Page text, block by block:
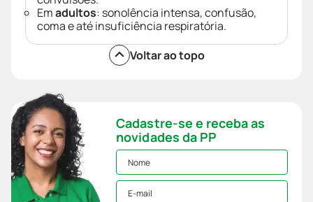
Emadultos: sonolência intensa, confusão,
coma e até insuficiência respiratória.
Voltar ao topo
Cadastre-se e receba as
novidades da PP